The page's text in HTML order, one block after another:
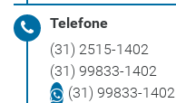
Telefone
(31) 2515-1402
(31) 99833-1402
(31) 99833-1402